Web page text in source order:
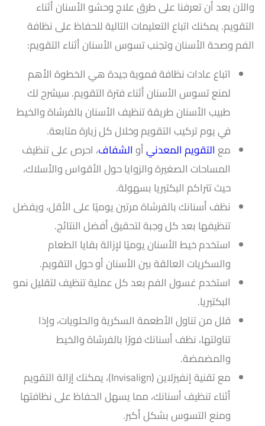
والآن بعد أن تعرفنا على طرق علاج وحشو الأسنان أثناء
التقويم. يمكنك اتباع التعليمات التالية للحفاظ على نظافة
الفم وصحة الأسنان وتجنب تسوس الأسنان أثناء التقويم:
اتباع عادات نظافة فموية جيدة هي الخطوة الأهم
لمنع تسوس الأسنان أثناء فترة التقويم. سيشرح لك
طبيب الأسنان طريقة تنظيف الأسنان بالفرشاة والخيط
في يوم تركيب التقويم وخلال كل زيارة متابعة.
معالتقويم المعدنيأوالشفاف، احرص على تنظيف
المساحات الصغيرة والزوايا حول الأقواس والأسلاك،
حيث تتراكم البكتيريا بسهولة.
نظف أسنانك بالفرشاة مرتين يوميًا على الأقل، ويفضل
تنظيفها بعد كل وجبة لتحقيق أفضل النتائج.
استخدم خيط الأسنان يوميًا لإزالة بقايا الطعام
والسكريات العالقة بين الأسنان أو حول التقويم.
استخدم غسول الفم بعد كل عملية تنظيف لتقليل نمو
البكتيريا.
قلل من تناول الأطعمة السكرية والحلويات، وإذا
تناولتها، نظف أسنانك فورًا بالفرشاة والخيط
والمضمضة.
مع تقنية إنفيزلاين (Invisalign)، يمكنك إزالة التقويم
أثناء تنظيف أسنانك، مما يسهل الحفاظ على نظافتها
ومنع التسوس بشكل أكبر.